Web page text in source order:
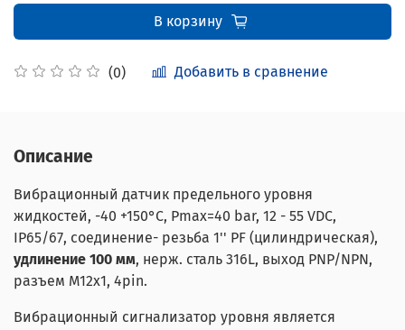
(0) Добавить в сравнение
В корзину
Описание
Вибрационный датчик предельного уровня
жидкостей, -40 +150°С, Pmax=40 bar, 12 - 55 VDC,
IP65/67, соединение- резьба 1'' PF (цилиндрическая),
удлинение 100 мм, нерж. сталь 316L, выход PNP/NPN,
разъем M12x1, 4pin.
Вибрационный сигнализатор уровня является